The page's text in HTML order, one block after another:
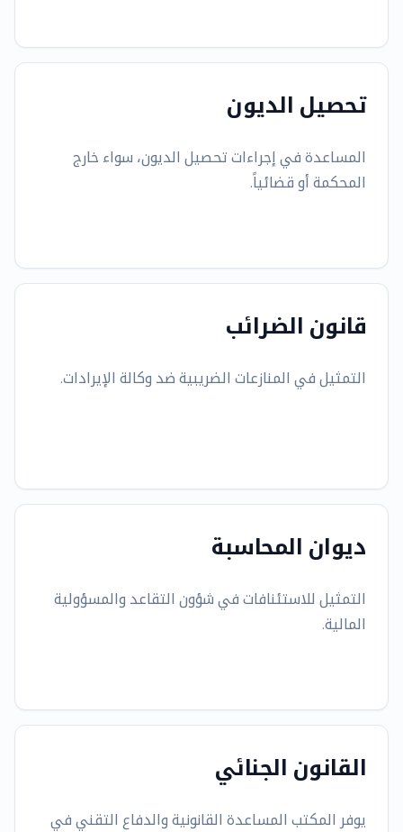
تحصيل الديون
المساعدة في إجراءات تحصيل الديون، سواء خارج
المحكمة أو قضائياً.
قانون الضرائب
التمثيل في المنازعات الضريبية ضد وكالة الإيرادات.
ديوان المحاسبة
التمثيل للاستئنافات في شؤون التقاعد والمسؤولية
المالية.
القانون الجنائي
يوفر المكتب المساعدة القانونية والدفاع التقني في